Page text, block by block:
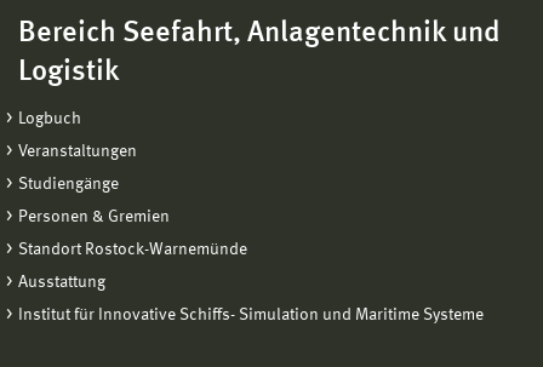
Bereich Seefahrt, Anlagentechnik und
Logistik
Logbuch
Veranstaltungen
Studiengänge
Personen & Gremien
Standort Rostock-Warnemünde
Ausstattung
Institut für Innovative Schiffs- Simulation und Maritime Systeme